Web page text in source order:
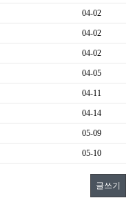
04-02
04-02
04-02
04-05
04-11
04-14
05-09
05-10
글쓰기